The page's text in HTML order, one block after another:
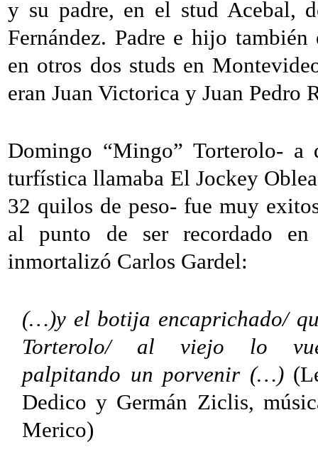
y su padre, en el stud Acebal,
Fernández. Padre e hijo también
en otros dos studs en
eran Juan Victorica y Juan Pedro
Domingo “Mingo” Torterolo- a
turfística llamaba El Jockey Oblea
32 quilos de peso- fue muy
al punto de ser recordado
inmortalizó Carlos Gardel:
(…)y el botija encaprichado/
Torterolo/ al viejo lo
palpitando un porvenir (…)
Dedico y Germán Ziclis,
Merico)